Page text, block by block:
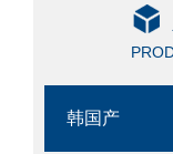
韩国产